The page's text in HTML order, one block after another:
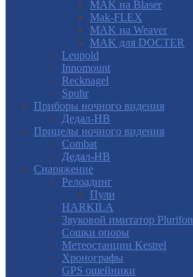
MAK на Blaser
Mak-FLEX
MAK на Weaver
MAK для DOCTER
Leupold
Innomount
Recknagel
Spuhr
Приборы ночного видения
Дедал-НВ
Прицелы ночного видения
Combat
Дедал-НВ
Снаряжение
Релоадинг
Пули
HARKILA
Звуковой имитатор Plurifon
Сошки опоры
Метеостанции Kestrel
Хронографы
GPS ошейники